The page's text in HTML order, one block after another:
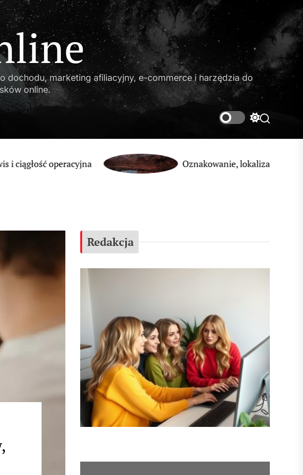
dochodu, marketing afiliacyjny, e-commerce i narzędzia do
online.
SwitchSearch
operacyjna Oznakowanie, lokalizacja i
Redakcja